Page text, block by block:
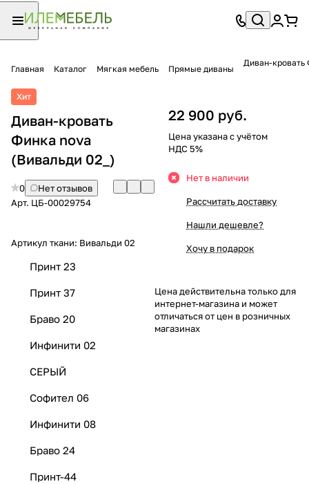
Главная Каталог Мягкая мебель Прямые диваны
Диван-кровать
Хит
Диван-кровать
Финка nova
(Вивальди 02_)
0
Нет отзывов
Арт. ЦБ-00029754
Артикул ткани: Вивальди 02
Принт 23
Принт 37
Браво 20
Инфинити 02
СЕРЫЙ
Софител 06
Инфинити 08
Браво 24
Принт-44
22 900 руб.
Цена указана с учётом
НДС 5%
Нет в наличии
Рассчитать доставку
Нашли дешевле?
Хочу в подарок
Цена действительна только для
интернет-магазина и может
отличаться от цен в розничных
магазинах